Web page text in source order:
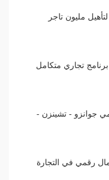
مليون تاجر
رحلة الصين – 4 يناير 2026 برنامج تجاري متكامل
جوانزو - تشينزن -
1000 رائد أعمال رقمي في التجارة